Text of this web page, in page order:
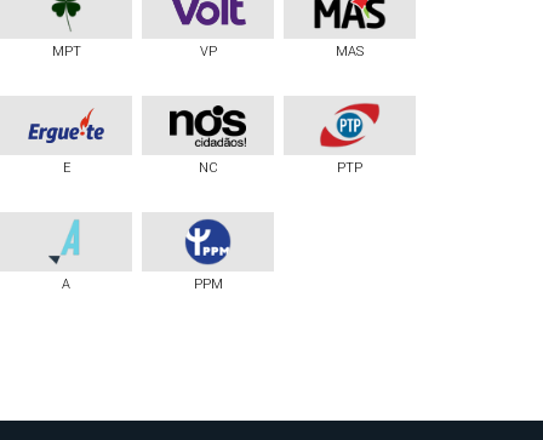
MPT VP MAS
E NC PTP
A PPM